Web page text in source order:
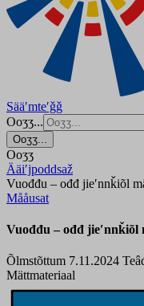
Sääʹmteʹǧǧ
Ooʒʒ...
Ooʒʒ...
Ooʒʒ
Ääiʹjpoddsaž
Vuođđu – ođđ jieʹnnǩiõl
Mååusat
Vuođđu – ođđ
Õlmstõttum 7.11.2024
Mättmateriaal